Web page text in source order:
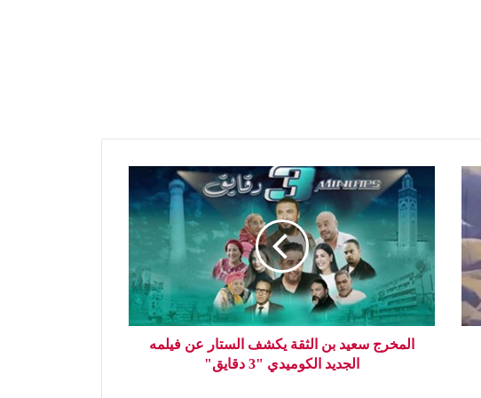
المخرج سعيد بن الثقة يكشف الستار عن فيلمه
الجديد الكوميدي "3 دقايق"